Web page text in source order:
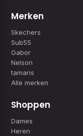
Merken
Skechers
Sub55
Gabor
Nelson
tamaris
Alle merken
Shoppen
Dames
Heren